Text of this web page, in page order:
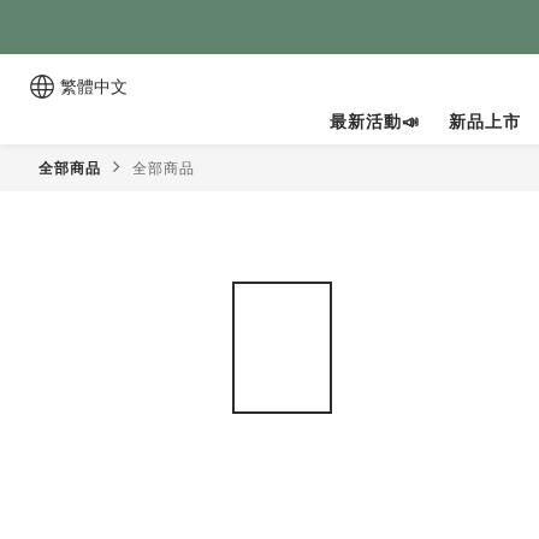
繁體中文
最新活動📣
新品上市
全部商品 全部商品